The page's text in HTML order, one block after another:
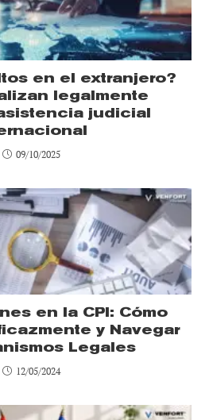
en el extranjero?
legalmente
judicial
09/10/2025
en la CPI: Cómo
y Navegar
Legales
12/05/2024